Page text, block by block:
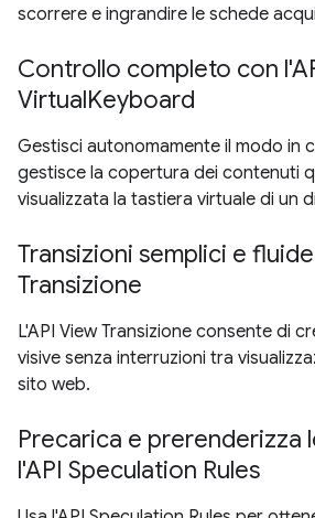
scorrere e ingrandire le schede
Controllo completo con
VirtualKeyboard
Gestisci autonomamente il modo in
gestisce la copertura dei contenuti
visualizzata la tastiera virtuale di un
Transizioni semplici e
Transizione
L'API View Transizione consente di
visive senza interruzioni tra
sito web.
Precarica e prerenderizza
l'API Speculation Rules